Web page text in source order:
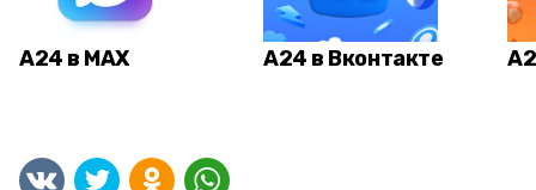
А24 в MAX А24 в Вконтакте